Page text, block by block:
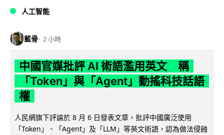
人工智能
藍骨 2 小時
中國官媒批評 AI 術語濫用英文 稱
「Token」與「Agent」動搖科技話語
權
人民網旗下評論於 8 月 6 日發表文章，批評中國廣泛使用
「Token」、「Agent」及「LLM」等英文術語，認為做法侵蝕